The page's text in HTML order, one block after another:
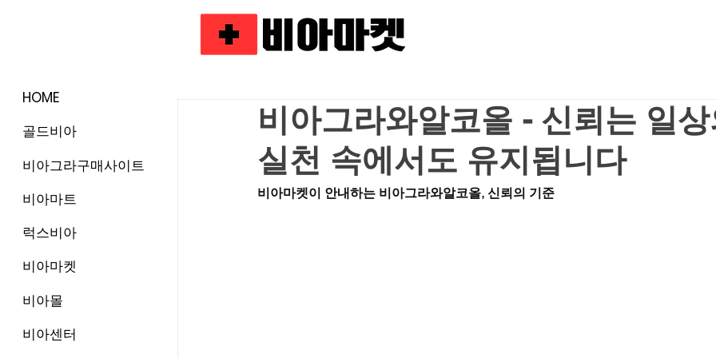
비아그라와알코올 - 신뢰는 일
실천 속에서도 유지됩니다
비아마켓이 안내하는 비아그라와알코올, 신뢰의 기준
HOME
골드비아
비아그라구매사이트
비아마트
럭스비아
비아마켓
비아몰
비아센터